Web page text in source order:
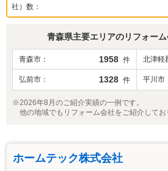
社）数：
青森県主要エリアのリフォー
青森市 1958 件 北津軽
弘前市 1328 件 平川市
※2026年8月のご紹介実績の一例です。
他の地域でもリフォーム会社をご紹介してお
ホームテック株式会社